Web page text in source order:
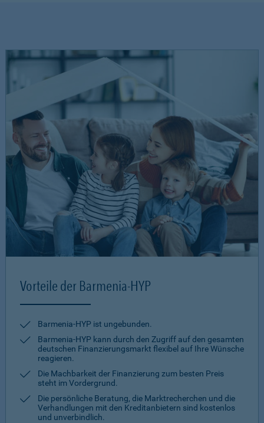
Vorteile der Barmenia-HYP
Barmenia-HYP ist ungebunden.
Barmenia-HYP kann durch den Zugriff auf den gesamten
deutschen Finanzierungsmarkt flexibel auf Ihre Wünsche
reagieren.
Die Machbarkeit der Finanzierung zum besten Preis
steht im Vordergrund.
Die persönliche Beratung, die Marktrecherchen und die
Verhandlungen mit den Kreditanbietern sind kostenlos
und unverbindlich.